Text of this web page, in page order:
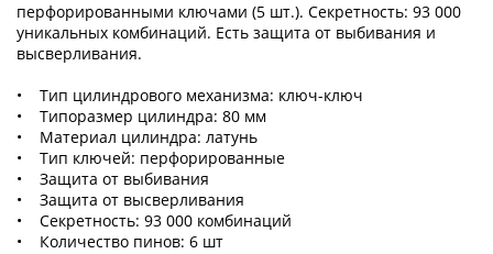
перфорированными ключами (5 шт.). Секретность: 93 000
уникальных комбинаций. Есть защита от выбивания и
высверливания.
• Тип цилиндрового механизма: ключ-ключ
• Типоразмер цилиндра: 80 мм
• Материал цилиндра: латунь
• Тип ключей: перфорированные
• Защита от выбивания
• Защита от высверливания
• Секретность: 93 000 комбинаций
• Количество пинов: 6 шт